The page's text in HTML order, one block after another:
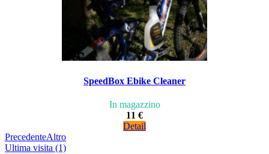
SpeedBox Ebike Cleaner
In magazzino
11 €
Detail
PrecedenteAltro
Ultima visita (1)